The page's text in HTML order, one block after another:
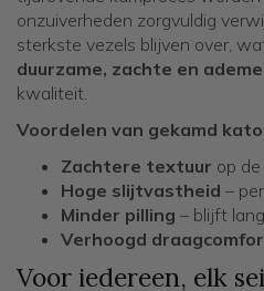
onzuiverheden zorgvuldig
sterkste vezels blijven over,
duurzame, zachte en
kwaliteit.
Voordelen van gekamd
Zachtere textuur op
Hoge slijtvastheid –
Minder pilling – blijft
Verhoogd
Voor iedereen, elk